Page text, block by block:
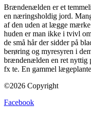
Brændenælden er et
en næringsholdig jord.
af den uden at lægge
huden er man ikke i tvivl
de små hår der sidder på
berøring og myresyren i
brændenælden en ret nyttig
fx te. En gammel
©2026 Copyright
Facebook